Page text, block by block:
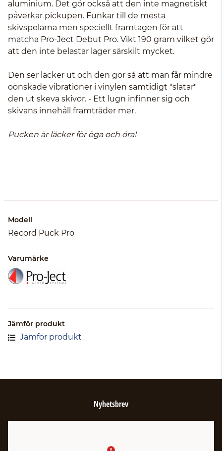
aluminium. Det gör också att den inte magnetiskt
påverkar pickupen. Funkar till de mesta
skivspelarna men speciellt framtagen för att
matcha Pro-Ject Debut Pro. Vikt 190 gram vilket gör
att den inte belastar lager särskilt mycket.
Den ser läcker ut och den gör så att man får mindre
oönskade vibrationer i vinylen samtidigt "slätar"
den ut skeva skivor. - Ett lugn infinner sig och
skivans innehåll framträder mer.
Pucken är läcker för öga och öra!
Modell
Record Puck Pro
Varumärke
Jämför produkt
Jämför produkt
Nyhetsbrev